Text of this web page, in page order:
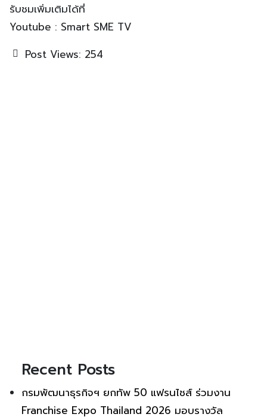
รับชมเพิ่มเติมได้ที่
Youtube : Smart SME TV
Post Views: 254
Recent Posts
กรมพัฒนาธุรกิจฯ ยกทัพ 50 แฟรนไชส์ ร่วมงาน
Franchise Expo Thailand 2026 มอบรางวัล